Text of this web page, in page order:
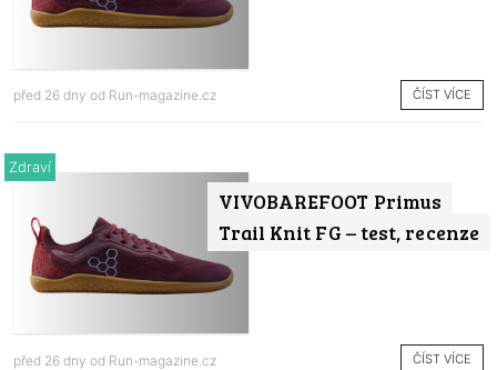
před 26 dny od Run-magazine.cz ČÍST VÍCE
VIVOBAREFOOT Primus
Trail Knit FG – test, recenze
Zdraví
před 26 dny od Run-magazine.cz ČÍST VÍCE